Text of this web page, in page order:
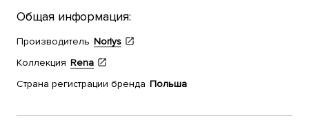
Общая информация:
Производитель Norlys
Коллекция Rena
Страна регистрации бренда Польша